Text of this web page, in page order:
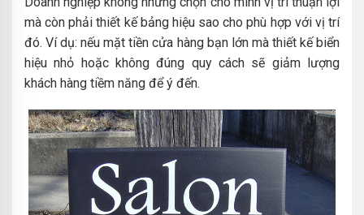
mà còn phải thiết kế bảng hiệu sao cho phù hợp với vị trí
đó. Ví dụ: nếu mặt tiền cửa hàng bạn lớn mà thiết kế biển
hiệu nhỏ hoặc không đúng quy cách sẽ giảm lượng
khách hàng tiềm năng để ý đến.